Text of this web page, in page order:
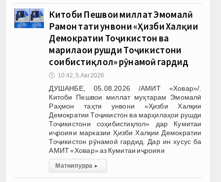
Китоби Пешвои миллат Эмомалӣ
Раҳмон таҳти унвони «Ҳизби Халқии
Демократии Тоҷикистон ва
марҳилаҳои рушди Тоҷикистони
соҳибистиқлол» рӯнамоӣ гардид
🕔 10:42, 5.Авг 2026
ДУШАНБЕ, 05.08.2026 /АМИТ «Ховар»/.
Китоби Пешвои миллат муҳтарам Эмомалӣ
Раҳмон таҳти унвони «Ҳизби Халқии
Демократии Тоҷикистон ва марҳилаҳои рушди
Тоҷикистони соҳибистиқлол» дар Кумитаи
иҷроияи марказии Ҳизби Халқии Демократии
Тоҷикистон рӯнамоӣ гардид. Дар ин хусус ба
АМИТ «Ховар» аз Кумитаи иҷроияи
Матни пурра ▸